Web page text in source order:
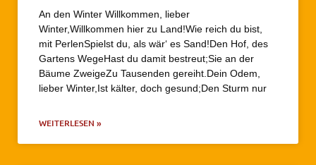
An den Winter Willkommen, lieber
Winter,Willkommen hier zu Land!Wie reich du bist,
mit PerlenSpielst du, als wär‘ es Sand!Den Hof, des
Gartens WegeHast du damit bestreut;Sie an der
Bäume ZweigeZu Tausenden gereiht.Dein Odem,
lieber Winter,Ist kälter, doch gesund;Den Sturm nur
WEITERLESEN »